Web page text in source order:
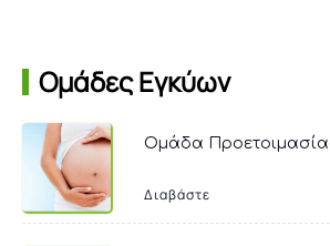
Ομάδες Εγκύων
Ομάδα Προετοιμασίας
Διαβάστε